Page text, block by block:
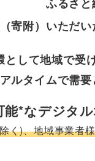
寄附）いただ
して地域で受
ルタイムで需
*なデジタ
く)、地域事業者